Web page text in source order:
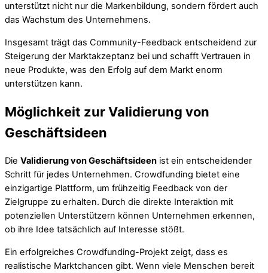
unterstützt nicht nur die Markenbildung, sondern fördert auch
das Wachstum des Unternehmens.
Insgesamt trägt das Community-Feedback entscheidend zur
Steigerung der Marktakzeptanz bei und schafft Vertrauen in
neue Produkte, was den Erfolg auf dem Markt enorm
unterstützen kann.
Möglichkeit zur Validierung von
Geschäftsideen
Die Validierung von Geschäftsideen ist ein entscheidender
Schritt für jedes Unternehmen. Crowdfunding bietet eine
einzigartige Plattform, um frühzeitig Feedback von der
Zielgruppe zu erhalten. Durch die direkte Interaktion mit
potenziellen Unterstützern können Unternehmen erkennen,
ob ihre Idee tatsächlich auf Interesse stößt.
Ein erfolgreiches Crowdfunding-Projekt zeigt, dass es
realistische Marktchancen gibt. Wenn viele Menschen bereit